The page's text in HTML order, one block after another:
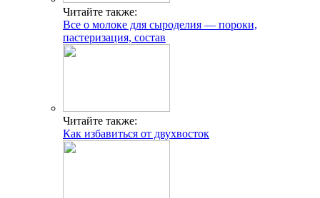
Читайте также:
Все о молоке для сыроделия — пороки,
пастеризация, состав
Читайте также:
Как избавиться от двухвосток